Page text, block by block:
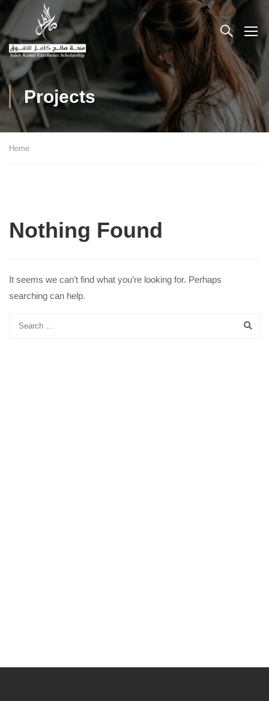
Projects
Home
Nothing Found
It seems we can’t find what you’re looking for. Perhaps
searching can help.